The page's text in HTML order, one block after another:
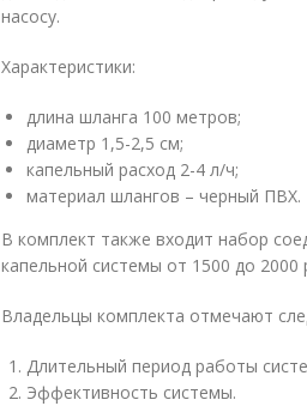
насосу.
Характеристики:
длина шланга 100 метров;
диаметр 1,5-2,5 см;
капельный расход 2-4 л/ч;
материал шлангов – черный ПВХ.
В комплект также входит набор
капельной системы от 1500 до 2000
Владельцы комплекта отмечают
Длительный период работы
Эффективность системы.